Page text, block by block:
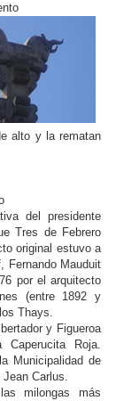
alto y la rematan
del presidente
Tres de Febrero
original estuvo a
Fernando Mauduit
por el arquitecto
(entre 1892 y
Thays.
y Figueroa
Roja.
Municipalidad de
Carlus.
milongas más